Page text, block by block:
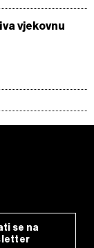
vjekovnu
se na